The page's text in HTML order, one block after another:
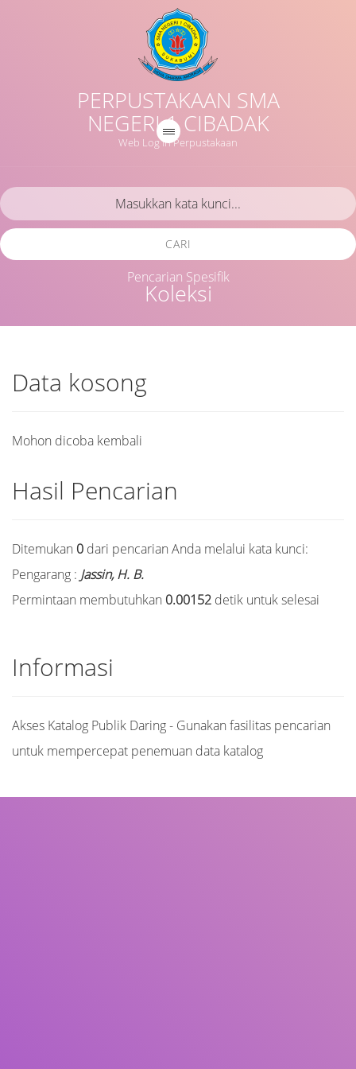
PERPUSTAKAAN SMA
NEGERI 1 CIBADAK
Web Log in Perpustakaan
Koleksi
CARI
Pencarian Spesifik
Data kosong
Mohon dicoba kembali
Hasil Pencarian
Ditemukan 0 dari pencarian Anda melalui kata kunci:
Pengarang : Jassin, H. B.
Permintaan membutuhkan 0.00152 detik untuk selesai
Informasi
Akses Katalog Publik Daring - Gunakan fasilitas pencarian
untuk mempercepat penemuan data katalog